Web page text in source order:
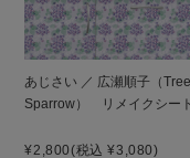
あじさい ／ 広瀬順子（Tree
Sparrow） リメイクシート
¥2,800(税込 ¥3,080)